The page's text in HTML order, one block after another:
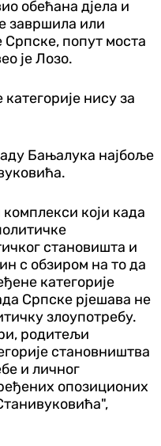
обећана дјела и
завршила или
попут моста
је Лозо.
нису за
Бањалука најбоље
који када
становишта и
с обзиром на то да
категорије
Српске рјешава не
злоупотребу.
родитељи
становништва
и личног
опозиционих